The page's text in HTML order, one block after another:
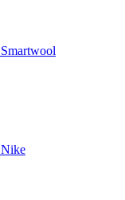
Smartwool
Nike